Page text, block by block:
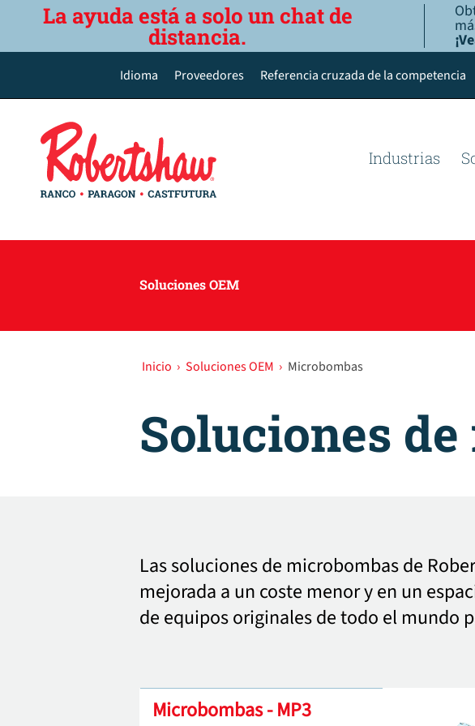
La ayuda está a solo un chat de
distancia.
Idioma
Deutsch
Español de México
Português do Brasil
Proveedores Referencia cruzada de la competencia
Industrias
Soluciones OEM
Inicio › Soluciones OEM › Microbombas
Soluciones
Las soluciones de microbombas de
mejorada a un coste menor y en un
de equipos originales de todo el mundo
Microbombas - MP3